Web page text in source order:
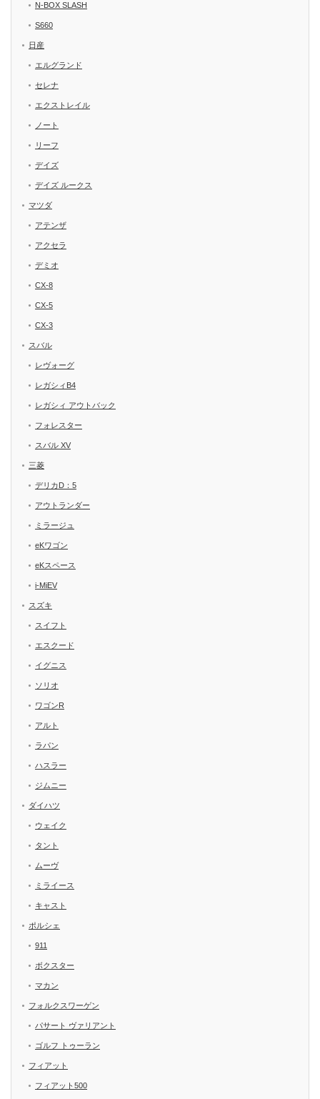
N-BOX SLASH
S660
日産
エルグランド
セレナ
エクストレイル
ノート
リーフ
デイズ
デイズ ルークス
マツダ
アテンザ
アクセラ
デミオ
CX-8
CX-5
CX-3
スバル
レヴォーグ
レガシィB4
レガシィ アウトバック
フォレスター
スバル XV
三菱
デリカD：5
アウトランダー
ミラージュ
eKワゴン
eKスペース
i-MiEV
スズキ
スイフト
エスクード
イグニス
ソリオ
ワゴンR
アルト
ラパン
ハスラー
ジムニー
ダイハツ
ウェイク
タント
ムーヴ
ミライース
キャスト
ポルシェ
911
ボクスター
マカン
フォルクスワーゲン
パサート ヴァリアント
ゴルフ トゥーラン
フィアット
フィアット500